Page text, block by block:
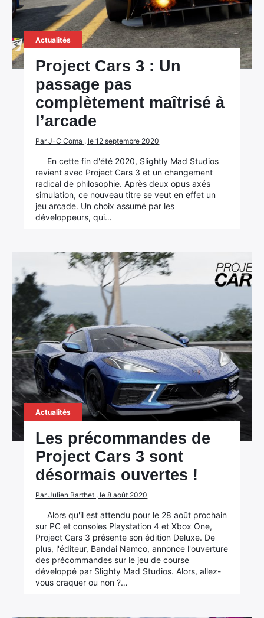
Actualités
Project Cars 3 : Un
passage pas
complètement maîtrisé à
l’arcade
Par J-C Coma , le 12 septembre 2020
En cette fin d'été 2020, Slightly Mad Studios
revient avec Project Cars 3 et un changement
radical de philosophie. Après deux opus axés
simulation, ce nouveau titre se veut en effet un
jeu arcade. Un choix assumé par les
développeurs, qui…
Actualités
Les précommandes de
Project Cars 3 sont
désormais ouvertes !
Par Julien Barthet , le 8 août 2020
Alors qu'il est attendu pour le 28 août prochain
sur PC et consoles Playstation 4 et Xbox One,
Project Cars 3 présente son édition Deluxe. De
plus, l'éditeur, Bandai Namco, annonce l'ouverture
des précommandes sur le jeu de course
développé par Slighty Mad Studios. Alors, allez-
vous craquer ou non ?…